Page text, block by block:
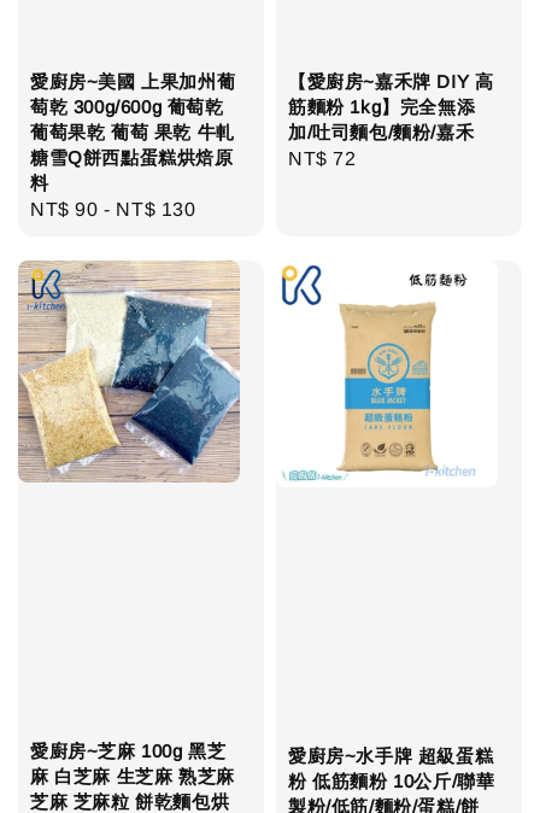
愛廚房~美國 上果加州葡
萄乾 300g/600g 葡萄乾
葡萄果乾 葡萄 果乾 牛軋
糖雪Q餅西點蛋糕烘焙原
料
Regular
NT$ 90 - NT$ 130
【愛廚房~嘉禾牌 DIY 高
筋麵粉 1kg】完全無添
加/吐司麵包/麵粉/嘉禾
Regular
NT$ 72
愛廚房~芝麻 100g 黑芝
麻 白芝麻 生芝麻 熟芝麻
芝麻 芝麻粒 餅乾麵包烘
愛廚房~水手牌 超級蛋糕
粉 低筋麵粉 10公斤/聯華
製粉/低筋/麵粉/蛋糕/餅